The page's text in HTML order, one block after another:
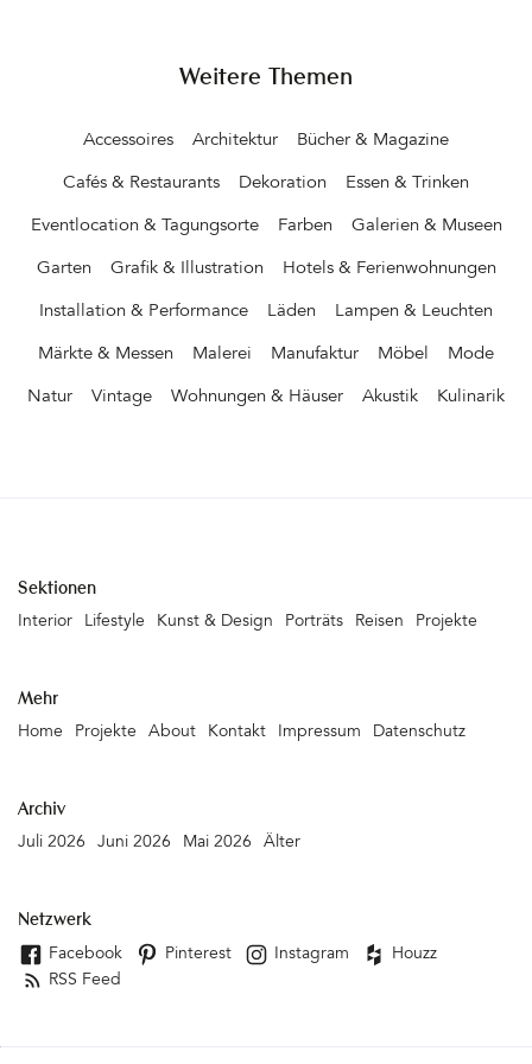
denen sich die Burg erhebt. Diesen Dürer-Moment haben heute
die Nonnen früher Obst und Gemüse anbauten, befinden sich
Spa-Gebäude. Die Burg immer im Blick&hellip
Weitere Themen
Accessoires Architektur Bücher & Magazine
Cafés & Restaurants Dekoration Essen & Trinken
Eventlocation & Tagungsorte Farben Galerien & Museen
Garten Grafik & Illustration Hotels & Ferienwohnungen
Installation & Performance Läden Lampen & Leuchten
Märkte & Messen Malerei Manufaktur Möbel Mode
Natur Vintage Wohnungen & Häuser Akustik Kulinarik
Sektionen
Interior Lifestyle Kunst & Design Porträts Reisen Projekte
Mehr
Home Projekte About Kontakt Impressum Datenschutz
Archiv
Juli 2026 Juni 2026 Mai 2026 Älter
Netzwerk
Facebook Pinterest Instagram
Houzz
RSS Feed